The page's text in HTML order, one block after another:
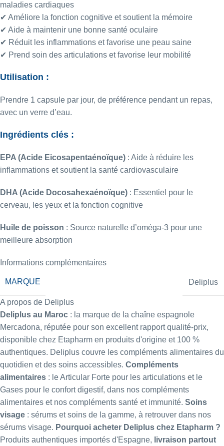
maladies cardiaques
✔ Améliore la fonction cognitive et soutient la mémoire
✔ Aide à maintenir une bonne santé oculaire
✔ Réduit les inflammations et favorise une peau saine
✔ Prend soin des articulations et favorise leur mobilité
Utilisation :
Prendre 1 capsule par jour, de préférence pendant un repas,
avec un verre d’eau.
Ingrédients clés :
EPA (Acide Eicosapentaénoïque) : Aide à réduire les
inflammations et soutient la santé cardiovasculaire
DHA (Acide Docosahexaénoïque) : Essentiel pour le
cerveau, les yeux et la fonction cognitive
Huile de poisson : Source naturelle d’oméga-3 pour une
meilleure absorption
Informations complémentaires
MARQUE Deliplus
A propos de Deliplus
Deliplus au Maroc : la marque de la chaîne espagnole
Mercadona, réputée pour son excellent rapport qualité-prix,
disponible chez Etapharm en produits d'origine et 100 %
authentiques. Deliplus couvre les compléments alimentaires du
quotidien et des soins accessibles. Compléments
alimentaires : leArticular Forte pour les articulations et le
Gases pour le confort digestif, dans nos compléments
alimentaires et nos compléments santé et immunité. Soins
visage : sérums et soins de la gamme, à retrouver dans nos
sérums visage. Pourquoi acheter Deliplus chez Etapharm ?
Produits authentiques importés d'Espagne, livraison partout